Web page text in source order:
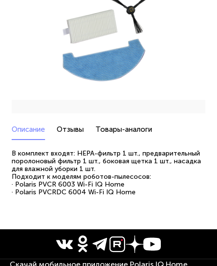
Описание Отзывы Товары-аналоги
В комплект входят: НЕРА-фильтр 1 шт., предварительный
поролоновый фильтр 1 шт., боковая щетка 1 шт., насадка
для влажной уборки 1 шт.
Подходит к моделям роботов-пылесосов:
· Polaris PVCR 6003 Wi-Fi IQ Home
· Polaris PVCRDC 6004 Wi-Fi IQ Home